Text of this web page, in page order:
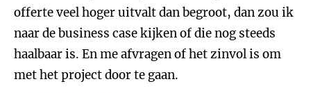
offerte veel hoger uitvalt dan begroot, dan zou ik
naar de business case kijken of die nog steeds
haalbaar is. En me afvragen of het zinvol is om
met het project door te gaan.